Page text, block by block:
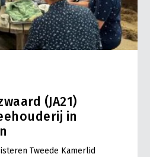
(JA21)
in
Tweede Kamerlid